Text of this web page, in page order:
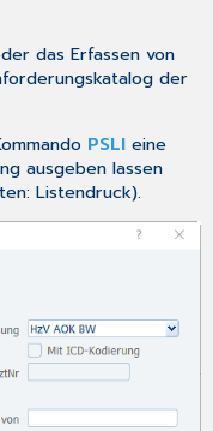
das Erfassen von
der
PSLI eine
ausgeben lassen
Listendruck).